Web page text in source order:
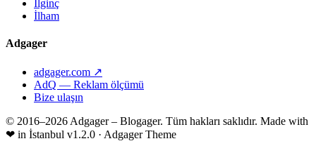
İlginç
İlham
Adgager
adgager.com ↗
AdQ — Reklam ölçümü
Bize ulaşın
© 2016–2026 Adgager – Blogager. Tüm hakları saklıdır. Made with
❤ in İstanbul v1.2.0 · Adgager Theme